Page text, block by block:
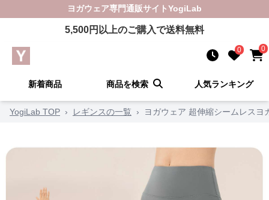
ヨガウェア専門通販サイトYogiLab
5,500円以上のご購入で送料無料
0 0
新着商品 商品を検索 人気ランキング
YogiLab TOP › レギンスの一覧 › ヨガウェア 超伸縮シームレスヨ